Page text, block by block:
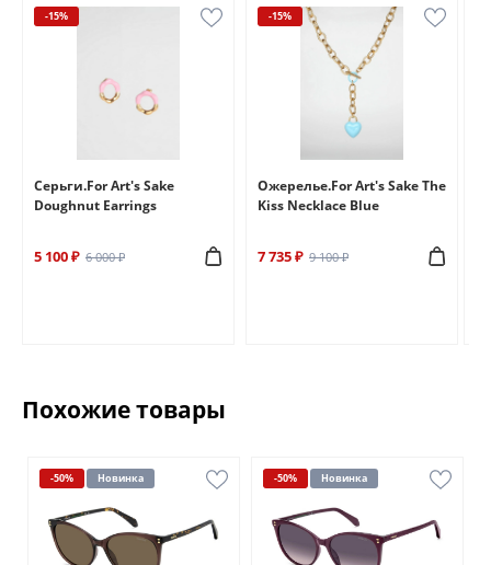
-15%
Серьги.For Art's Sake
Doughnut Earrings
5 100 ₽ 6 000 ₽
-15%
Ожерелье.For Art's Sake The
Kiss Necklace Blue
7 735 ₽ 9 100 ₽
Похожие товары
-50% Новинка -50% Новинка